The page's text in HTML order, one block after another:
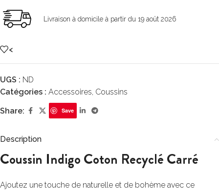
Livraison à domicile à partir du 19 août 2026
<
UGS : ND
Catégories : Accessoires, Coussins
Share: Save
Description
Coussin Indigo Coton Recyclé Carré
Ajoutez une touche de naturelle et de bohème avec ce